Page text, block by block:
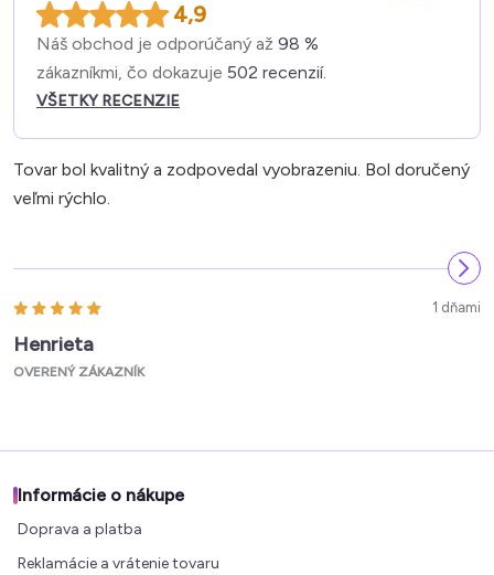
4,9
Náš obchod je odporúčaný až 98 %
zákazníkmi, čo dokazuje 502 recenzií.
VŠETKY RECENZIE
Tovar bol kvalitný a zodpovedal vyobrazeniu. Bol doručený
veľmi rýchlo.
1 dňami
Henrieta
OVERENÝ ZÁKAZNÍK
Informácie o nákupe
Doprava a platba
Reklamácie a vrátenie tovaru